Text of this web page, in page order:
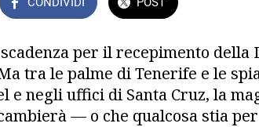
per il recepimento
tra le palme di Tenerife e le
e negli uffici di Santa Cruz, la
— o che qualcosa stia